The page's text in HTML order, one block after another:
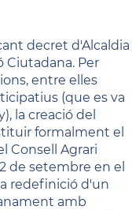
decret d'Alcaldia
Ciutadana. Per
entre elles
(que es va
la creació del
formalment el
Consell Agrari
de setembre en el
redefinició d'un
amb